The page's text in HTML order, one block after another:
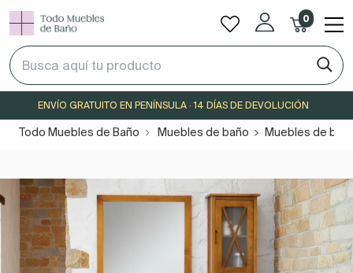
0
ENVÍO GRATUITO EN PENÍNSULA · 14 DÍAS DE DEVOLUCIÓN
Todo Muebles de Baño Muebles de baño Muebles de